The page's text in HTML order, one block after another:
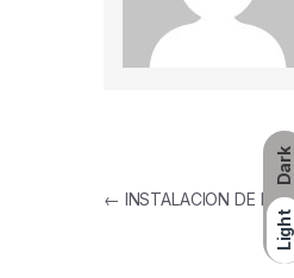
Dark
Light
← INSTALACION DE